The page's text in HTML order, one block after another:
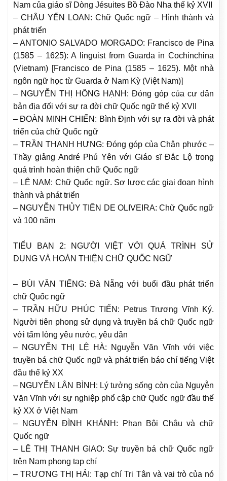
Nam của giáo sĩ Dòng Jésuites Bồ Đào Nha thế kỷ XVII
– CHÂU YẾN LOAN: Chữ Quốc ngữ – Hình thành và
phát triển
– ANTONIO SALVADO MORGADO: Francisco de Pina
(1585 – 1625): A linguist from Guarda in Cochinchina
(Vietnam) [Francisco de Pina (1585 – 1625). Một nhà
ngôn ngữ học từ Guarda ở Nam Kỳ (Việt Nam)]
– NGUYỄN THỊ HỒNG HẠNH: Đóng góp của cư dân
bản địa đối với sự ra đời chữ Quốc ngữ thế kỷ XVII
– ĐOÀN MINH CHIẾN: Bình Định với sự ra đời và phát
triển của chữ Quốc ngữ
– TRẦN THANH HƯNG: Đóng góp của Chân phước –
Thầy giảng André Phú Yên với Giáo sĩ Đắc Lộ trong
quá trình hoàn thiện chữ Quốc ngữ
– LÊ NAM: Chữ Quốc ngữ. Sơ lược các giai đoạn hình
thành và phát triển
– NGUYỄN THỦY TIÊN DE OLIVEIRA: Chữ Quốc ngữ
và 100 năm
TIỂU BAN 2: NGƯỜI VIỆT VỚI QUÁ TRÌNH SỬ
DỤNG VÀ HOÀN THIỆN CHỮ QUỐC NGỮ
– BÙI VĂN TIẾNG: Đà Nẵng với buổi đầu phát triển
chữ Quốc ngữ
– TRẦN HỮU PHÚC TIẾN: Petrus Trương Vĩnh Ký.
Người tiên phong sử dụng và truyền bá chữ Quốc ngữ
với tấm lòng yêu nước, yêu dân
– NGUYỄN THỊ LỆ HÀ: Nguyễn Văn Vĩnh với việc
truyền bá chữ Quốc ngữ và phát triển báo chí tiếng Việt
đầu thế kỷ XX
– NGUYỄN LÂN BÌNH: Lý tưởng sống còn của Nguyễn
Văn Vĩnh với sự nghiệp phổ cập chữ Quốc ngữ đầu thế
kỷ XX ở Việt Nam
– NGUYỄN ĐÌNH KHÁNH: Phan Bội Châu và chữ
Quốc ngữ
– LÊ THỊ THANH GIAO: Sự truyền bá chữ Quốc ngữ
trên Nam phong tạp chí
– TRƯƠNG THỊ HẢI: Tạp chí Tri Tân và vai trò của nó